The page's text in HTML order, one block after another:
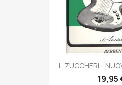
L. ZUCCHERI -
19,95